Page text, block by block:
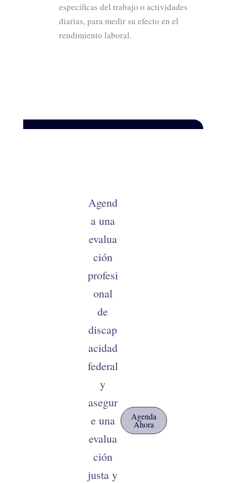
específicas del trabajo o actividades
diarias, para medir su efecto en el
rendimiento laboral.
Agend
a una
evalua
ción
profesi
onal
de
discap
acidad
federal
y
asegur
e una
evalua
ción
justa y
Agenda
Ahora